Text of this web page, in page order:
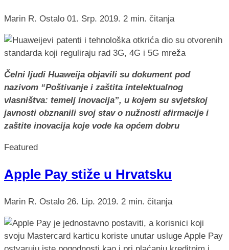
Marin R. Ostalo 01. Srp. 2019. 2 min. čitanja
Čelni ljudi Huaweija objavili su dokument pod
nazivom “Poštivanje i zaštita intelektualnog
vlasništva: temelj inovacija”, u kojem su svjetskoj
javnosti obznanili svoj stav o nužnosti afirmacije i
zaštite inovacija koje vode ka općem dobru
Featured
Apple Pay stiže u Hrvatsku
Marin R. Ostalo 26. Lip. 2019. 2 min. čitanja